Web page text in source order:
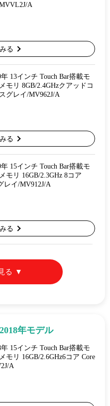
A
る
13インチ Touch Bar搭載モ
モリ 8GB/2.4GHzクアッドコ
グレイ/MV962J/A
る
15インチ Touch Bar搭載モ
モリ 16GB/2.3GHz 8コア
レイ/MV912J/A
る
る
年モデル
15インチ Touch Bar搭載モ
モリ 16GB/2.6GHz6コア Core
A